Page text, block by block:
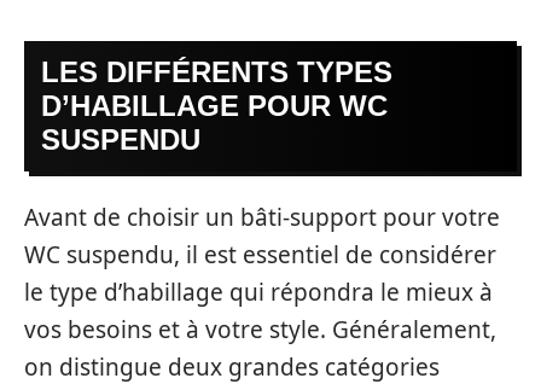
LES DIFFÉRENTS TYPES
D’HABILLAGE POUR WC
SUSPENDU
Avant de choisir un bâti-support pour votre
WC suspendu, il est essentiel de considérer
le type d’habillage qui répondra le mieux à
vos besoins et à votre style. Généralement,
on distingue deux grandes catégories